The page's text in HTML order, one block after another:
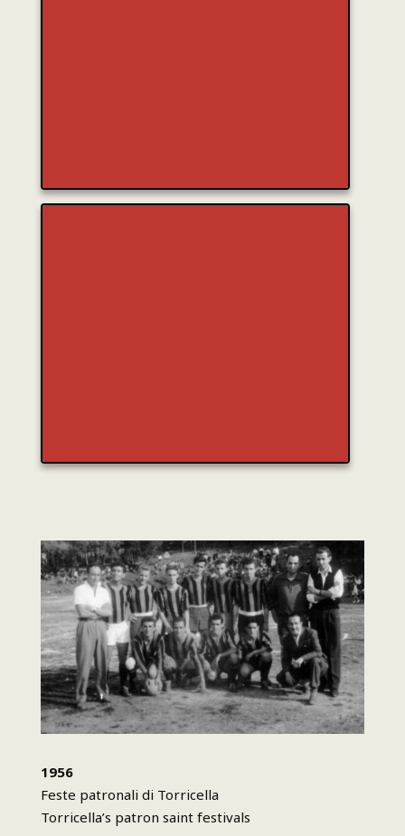
1956
Feste patronali di Torricella
Torricella’s patron saint festivals